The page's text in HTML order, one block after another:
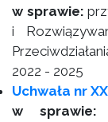
w sprawie:
i
2022 - 2025
Uchwała nr
w sprawie: